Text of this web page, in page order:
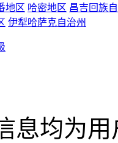
地区 哈密地区 昌吉回族
伊犁哈萨克自治州
息均为